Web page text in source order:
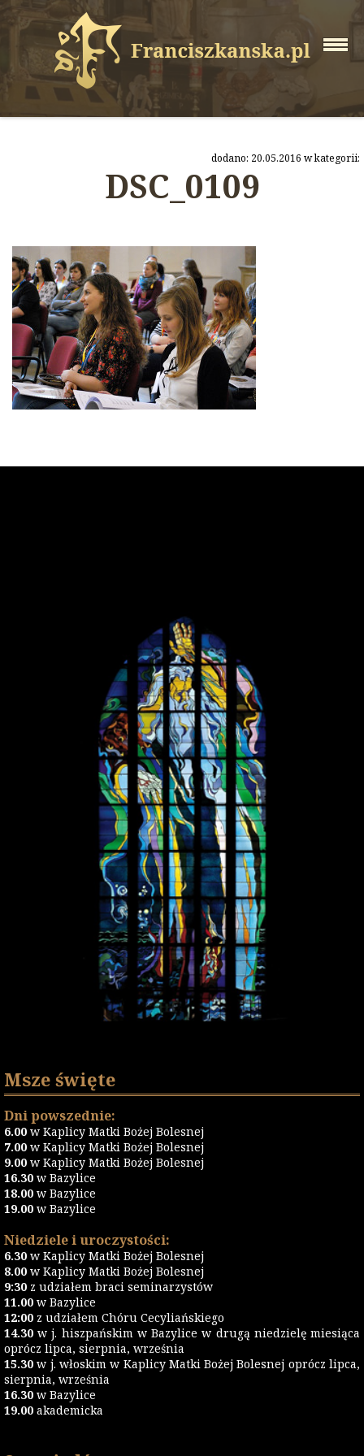
dodano: 20.05.2016 w kategorii:
DSC_0109
Msze święte
Dni powszednie:
6.00 w Kaplicy Matki Bożej Bolesnej
7.00 w Kaplicy Matki Bożej Bolesnej
9.00 w Kaplicy Matki Bożej Bolesnej
16.30 w Bazylice
18.00 w Bazylice
19.00 w Bazylice
Niedziele i uroczystości:
6.30 w Kaplicy Matki Bożej Bolesnej
8.00 w Kaplicy Matki Bożej Bolesnej
9:30 z udziałem braci seminarzystów
11.00 w Bazylice
12:00 z udziałem Chóru Cecyliańskiego
14.30 w j. hiszpańskim w Bazylice w drugą niedzielę miesiąca
oprócz lipca, sierpnia, września
15.30 w j. włoskim w Kaplicy Matki Bożej Bolesnej oprócz lipca,
sierpnia, września
16.30 w Bazylice
19.00 akademicka